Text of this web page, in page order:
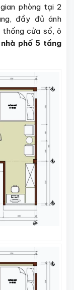
phòng tại 2
đầy đủ ánh
cửa sổ, ô
nhà phố 5 tầng